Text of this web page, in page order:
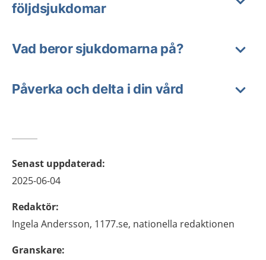
följdsjukdomar
Vad beror sjukdomarna på?
Påverka och delta i din vård
Senast uppdaterad:
2025-06-04
Redaktör:
Ingela Andersson, 1177.se, nationella redaktionen
Granskare: